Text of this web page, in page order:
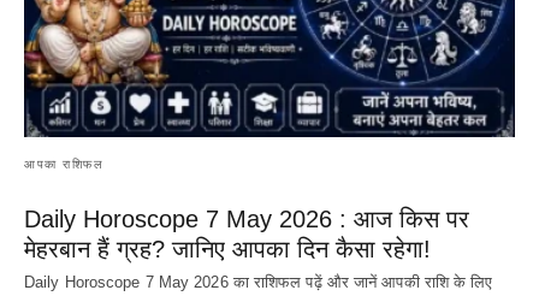
आपका राशिफल
Daily Horoscope 7 May 2026 : आज किस पर
मेहरबान हैं ग्रह? जानिए आपका दिन कैसा रहेगा!
Daily Horoscope 7 May 2026 का राशिफल पढ़ें और जानें आपकी राशि के लिए